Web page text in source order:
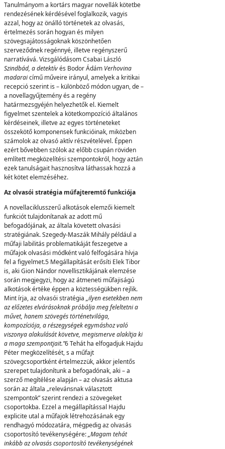
Tanulmányom a kortárs magyar novellák kötetbe
rendezésének kérdésével foglalkozik, vagyis
azzal, hogy az önálló történetek az olvasás,
értelmezés során hogyan és milyen
szövegsajátosságoknak köszönhetően
szerveződnek regénnyé, illetve regényszerű
narratívává. Vizsgálódásom Csabai László
Szindbád, a detektívés Bodor Ádám Verhovina
madaraicímű műveire irányul, amelyek a kritikai
recepció szerint is – különböző módon ugyan, de –
a novellagyűjtemény és a regény
határmezsgyéjén helyezhetők el. Kiemelt
figyelmet szentelek a kötetkompozíció általános
kérdéseinek, illetve az egyes történeteket
összekötő komponensek funkcióinak, miközben
számolok az olvasó aktív részvételével. Éppen
ezért bővebben szólok az előbb csupán röviden
említett megközelítési szempontokról, hogy aztán
ezek tanulságait hasznosítva láthassak hozzá a
két kötet elemzéséhez.
Az olvasói stratégia műfajteremtő funkciója
A novellaciklusszerű alkotások elemzői kiemelt
funkciót tulajdonítanak az adott mű
befogadójának, az általa követett olvasási
stratégiának. Szegedy-Maszák Mihály például a
műfaji labilitás problematikáját feszegetve a
műfajok olvasási módként való felfogására hívja
fel a figyelmet.5 Megállapítását erősíti Elek Tibor
is, aki Gion Nándor novellisztikájának elemzése
során megjegyzi, hogy az átmeneti műfajiságú
alkotások értéke éppen a köztességükben rejlik.
Mint írja, az olvasói stratégia „ilyen esetekbennem
az előzetes elvárásoknak próbálja meg feleltetni a
művet, hanem szövegés történetvilága,
kompozíciója, a részegységek egymáshoz való
viszonya alakulását követve, megismerve alakítja ki
a maga szempontjait.”6 Tehát ha elfogadjuk Hajdu
Péter megközelítését, s a műfajt
szövegcsoportként értelmezzük, akkor jelentős
szerepet tulajdonítunk a befogadónak, aki – a
szerző megítélése alapján – az olvasás aktusa
során az általa „relevánsnak választott
szempontok” szerint rendezi a szövegeket
csoportokba. Ezzel a megállapítással Hajdu
explicite utal a műfajok létrehozásának egy
rendhagyó módozatára, mégpedig az olvasás
csoportosító tevékenységére:„Magam tehát
inkább az olvasás csoportosító tevékenységének